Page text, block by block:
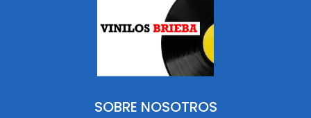
SOBRE NOSOTROS